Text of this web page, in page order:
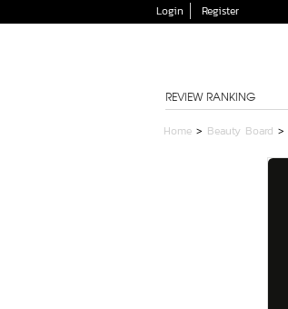
Login Register
REVIEW RANKING
Home > Beauty Board >